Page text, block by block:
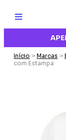
Início > Marcas >
com Estampa